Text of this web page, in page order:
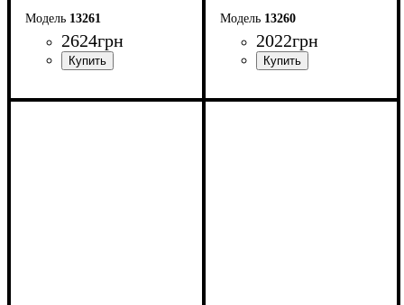
13261
2624грн
Ширина: 75 см
13260
2022грн
Ширина: 75 см